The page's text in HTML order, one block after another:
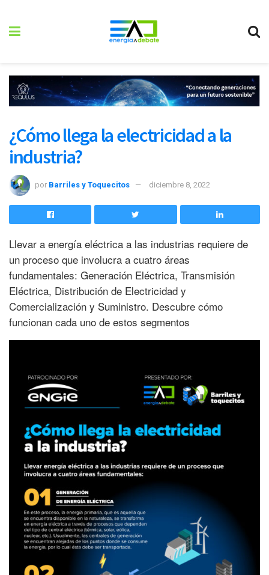
¿Cómo llega la electricidad a la
industria?
por Barriles y Toquecitos diciembre 8, 2022
Llevar a energía eléctrica a las industrias requiere de
un proceso que involucra a cuatro áreas
fundamentales: Generación Eléctrica, Transmisión
Eléctrica, Distribución de Electricidad y
Comercialización y Suministro. Descubre cómo
funcionan cada uno de estos segmentos